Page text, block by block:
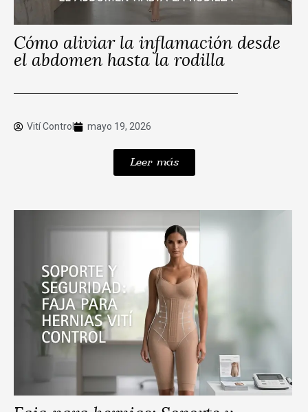
Cómo aliviar la inflamación desde
el abdomen hasta la rodilla
Vití Control mayo 19, 2026
Leer más